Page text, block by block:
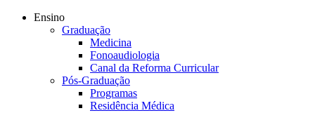
Ensino
Graduação
Medicina
Fonoaudiologia
Canal da Reforma Curricular
Pós-Graduação
Programas
Residência Médica